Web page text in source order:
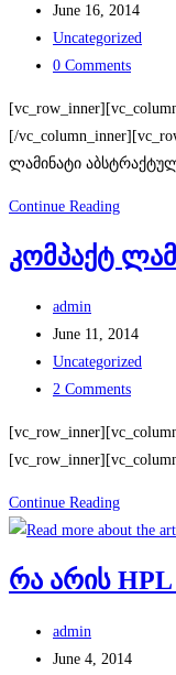
author:
Post
published:
June 16, 2014
Post
category:
Uncategorized
Post
0 Comments
[/
ლამინატი
Continue Readingკომპაქტ
კომპაქტ
Post
author:
admin
Post
published:
June 11, 2014
Post
category:
Uncategorized
Post
2 Comments
Continue Readingკომპაქტ
რა არის
Post
author:
admin
Post
June 4, 2014